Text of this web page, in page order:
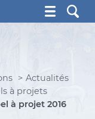
Martin, Saint
Actualités
à projets
à projet 2016